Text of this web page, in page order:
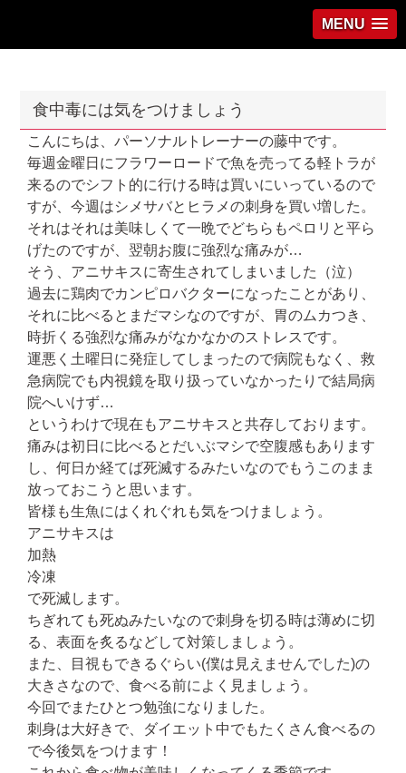
MENU
食中毒には気をつけましょう
こんにちは、パーソナルトレーナーの藤中です。
毎週金曜日にフラワーロードで魚を売ってる軽トラが
来るのでシフト的に行ける時は買いにいっているので
すが、今週はシメサバとヒラメの刺身を買い増した。
それはそれは美味しくて一晩でどちらもペロリと平ら
げたのですが、翌朝お腹に強烈な痛みが…
そう、アニサキスに寄生されてしまいました（泣）
過去に鶏肉でカンピロバクターになったことがあり、
それに比べるとまだマシなのですが、胃のムカつき、
時折くる強烈な痛みがなかなかのストレスです。
運悪く土曜日に発症してしまったので病院もなく、救
急病院でも内視鏡を取り扱っていなかったりで結局病
院へいけず…
というわけで現在もアニサキスと共存しております。
痛みは初日に比べるとだいぶマシで空腹感もあります
し、何日か経てば死滅するみたいなのでもうこのまま
放っておこうと思います。
皆様も生魚にはくれぐれも気をつけましょう。
アニサキスは
加熱
冷凍
で死滅します。
ちぎれても死ぬみたいなので刺身を切る時は薄めに切
る、表面を炙るなどして対策しましょう。
また、目視もできるぐらい(僕は見えませんでした)の
大きさなので、食べる前によく見ましょう。
今回でまたひとつ勉強になりました。
刺身は大好きで、ダイエット中でもたくさん食べるの
で今後気をつけます！